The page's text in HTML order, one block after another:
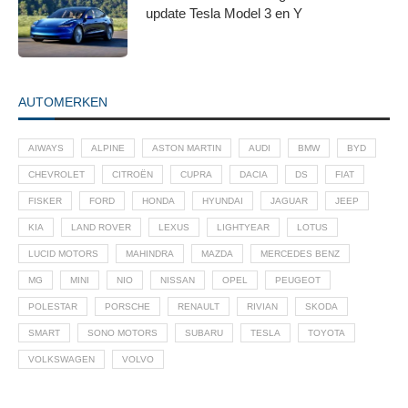
update Tesla Model 3 en Y
AUTOMERKEN
AIWAYS ALPINE ASTON MARTIN AUDI BMW BYD
CHEVROLET CITROËN CUPRA DACIA DS FIAT
FISKER FORD HONDA HYUNDAI JAGUAR JEEP
KIA LAND ROVER LEXUS LIGHTYEAR LOTUS
LUCID MOTORS MAHINDRA MAZDA MERCEDES BENZ
MG MINI NIO NISSAN OPEL PEUGEOT
POLESTAR PORSCHE RENAULT RIVIAN SKODA
SMART SONO MOTORS SUBARU TESLA TOYOTA
VOLKSWAGEN VOLVO